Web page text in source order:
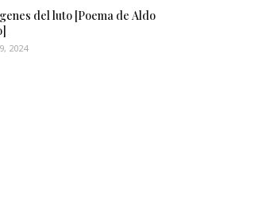
del luto [Poema de Aldo
2024